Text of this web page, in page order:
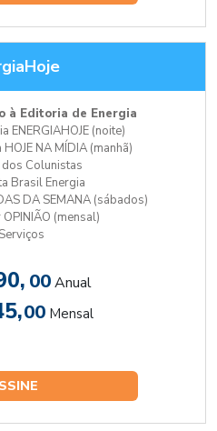
à Editoria de Energia
ENERGIAHOJE (noite)
NA MÍDIA (manhã)
Colunistas
Brasil Energia
DA SEMANA (sábados)
(mensal)
Serviços
00 Anual
00 Mensal